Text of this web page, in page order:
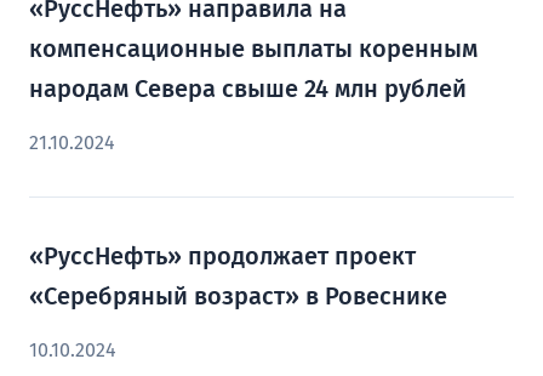
«РуссНефть» направила на
компенсационные выплаты коренным
народам Севера свыше 24 млн рублей
21.10.2024
«РуссНефть» продолжает проект
«Серебряный возраст» в Ровеснике
10.10.2024